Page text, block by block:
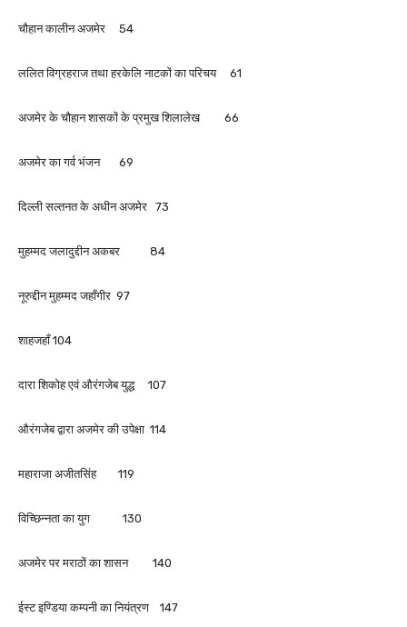
चौहान कालीन अजमेर 54
ललित विग्रहराज तथा हरकेलि नाटकों का परिचय 61
अजमेर के चौहान शासकों के प्रमुख शिलालेख 66
अजमेर का गर्व भंजन 69
दिल्ली सल्तनत के अधीन अजमेर 73
मुहम्मद जलादुद्दीन अकबर 84
नूरुद्दीन मुहम्मद जहाँगीर 97
शाहजहाँ 104
दारा शिकोह एवं औरंगजेब युद्ध 107
औरंगजेब द्वारा अजमेर की उपेक्षा 114
महाराजा अजीतसिंह 119
विच्छिन्नता का युग 130
अजमेर पर मराठों का शासन 140
ईस्ट इण्डिया कम्पनी का नियंत्रण 147